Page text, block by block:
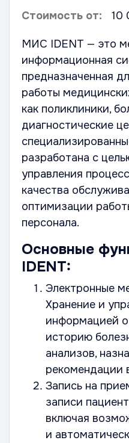
Стоимость от:
10
МИС IDENT — это
информационная
предназначенная
работы
как поликлиники,
диагностические
разработана с
управления
качества
оптимизации
персонала.
Основные
IDENT:
Электронные
Хранение и
информацией о
историю
анализов,
рекомендации
Запись на
записи
включая
и